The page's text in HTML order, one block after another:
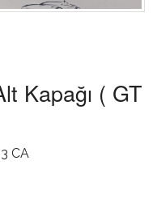
Kapağı ( GT
CA